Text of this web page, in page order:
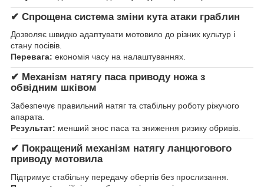
✔ Спрощена система зміни кута атаки граблин
Дозволяє швидко адаптувати мотовило до різних культур і
стану посівів.
Перевага: економія часу на налаштуваннях.
✔ Механізм натягу паса приводу ножа з
обвідним шківом
Забезпечує правильний натяг та стабільну роботу ріжучого
апарата.
Результат: менший знос паса та зниження ризику обривів.
✔ Покращений механізм натягу ланцюгового
приводу мотовила
Підтримує стабільну передачу обертів без прослизання.